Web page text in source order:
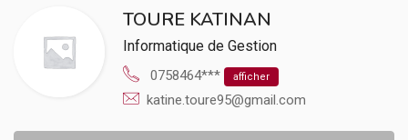
TOURE KATINAN
Informatique de Gestion
0758464*** afficher
katine.toure95@gmail.com